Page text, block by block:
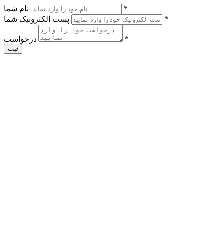
نام شما
*
پست الکترونیک شما
*
درخواست *